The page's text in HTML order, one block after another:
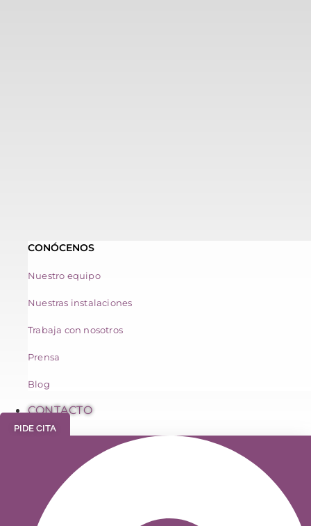
CONÓCENOS
Nuestro equipo
Nuestras instalaciones
Trabaja con nosotros
Prensa
Blog
CONTACTO
PIDE CITA